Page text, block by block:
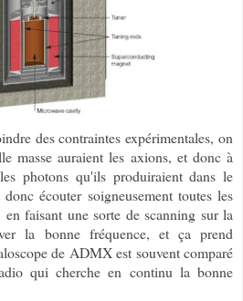
des contraintes expérimentales, on
masse auraient les axions, et donc à
photons qu'ils produiraient dans le
écouter soigneusement toutes les
faisant une sorte de scanning sur la
la bonne fréquence, et ça prend
de ADMX est souvent comparé
qui cherche en continu la bonne